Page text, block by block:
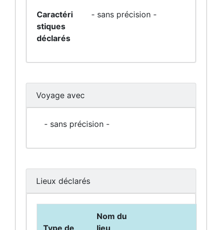
Caractéri
stiques
déclarés
- sans précision -
Voyage avec
- sans précision -
Lieux déclarés
Type de
Nom du
lieu